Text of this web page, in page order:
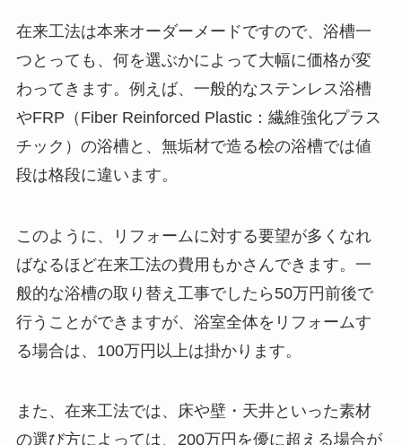
在来工法は本来オーダーメードですので、浴槽一
つとっても、何を選ぶかによって大幅に価格が変
わってきます。例えば、一般的なステンレス浴槽
やFRP（Fiber Reinforced Plastic：繊維強化プラス
チック）の浴槽と、無垢材で造る桧の浴槽では値
段は格段に違います。
このように、リフォームに対する要望が多くなれ
ばなるほど在来工法の費用もかさんできます。一
般的な浴槽の取り替え工事でしたら50万円前後で
行うことができますが、浴室全体をリフォームす
る場合は、100万円以上は掛かります。
また、在来工法では、床や壁・天井といった素材
の選び方によっては、200万円を優に超える場合が